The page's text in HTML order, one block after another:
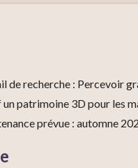
de recherche : Percevoir
patrimoine 3D pour les
prévue : automne